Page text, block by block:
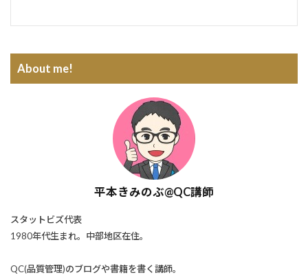
About me!
平本きみのぶ@QC講師
スタットビズ代表
1980年代生まれ。中部地区在住。
QC(品質管理)のブログや書籍を書く講師。